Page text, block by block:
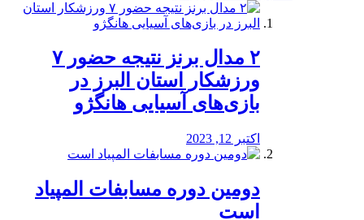
۲ مدال برنز نتیجه حضور ۷
ورزشکار استان البرز در
بازی‌های آسیایی هانگژو
اکتبر 12, 2023
دومین دوره مسابفات المپیاد
است